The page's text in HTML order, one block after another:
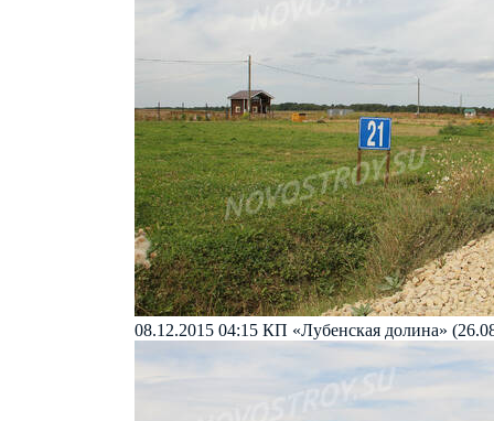
08.12.2015 04:15 КП «Лубенская долина»